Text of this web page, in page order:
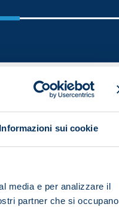
Informazioni sui cookie
media e per analizzare il
partner che si occupano